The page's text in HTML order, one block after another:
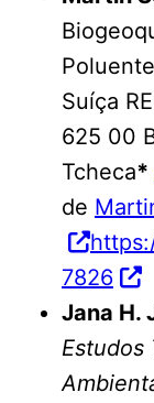
Suíça
625 00
Tcheca*
de
7826
Jana H.
Estudos